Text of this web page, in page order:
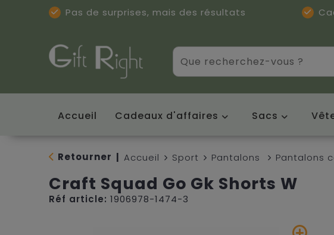
Pas de surprises, mais des résultats
Accueil Cadeaux d'affaires Sacs
Retourner Accueil Sport Pantalons Pantalons
Craft Squad Go Gk Shorts W
Réf article: 1906978-1474-3